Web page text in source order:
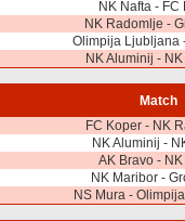
NK Nafta - FC
NK Radomlje -
Olimpija Ljubljana
NK Aluminij -
Match
FC Koper - NK
NK Aluminij -
AK Bravo -
NK Maribor -
NS Mura -